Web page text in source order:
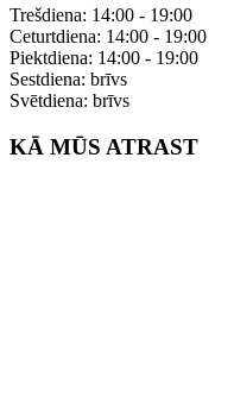
Trešdiena: 14:00 - 19:00
Ceturtdiena: 14:00 - 19:00
Piektdiena: 14:00 - 19:00
Sestdiena: brīvs
Svētdiena: brīvs
KĀ MŪS ATRAST